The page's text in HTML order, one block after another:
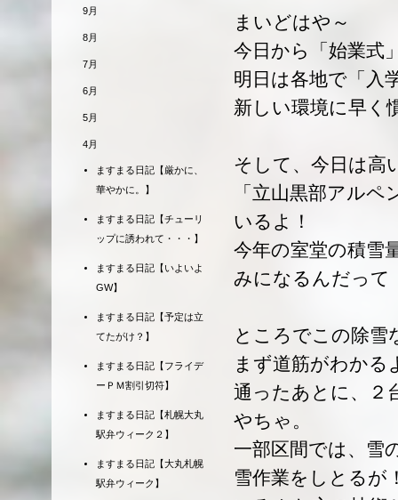
まいどはや～
今日から「始業式
明日は各地で「入
新しい環境に早く
そして、今日は高
「立山黒部アル
いるよ！
今年の室堂の積雪
みになるんだって
ところでこの除雪
まず道筋がわかる
通ったあとに、２
やちゃ。
一部区間では、雪
雪作業をしとるが
9月
8月
7月
6月
5月
4月
ますまる日記【厳かに、
華やかに。】
ますまる日記【チューリ
ップに誘われて・・・】
ますまる日記【いよいよ
GW】
ますまる日記【予定は立
てたがけ？】
ますまる日記【フライデ
ーＰＭ割引切符】
ますまる日記【札幌大丸
駅弁ウィーク２】
ますまる日記【大丸札幌
駅弁ウィーク】